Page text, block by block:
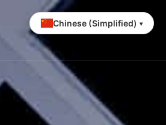
Chinese (Simplified) ▾